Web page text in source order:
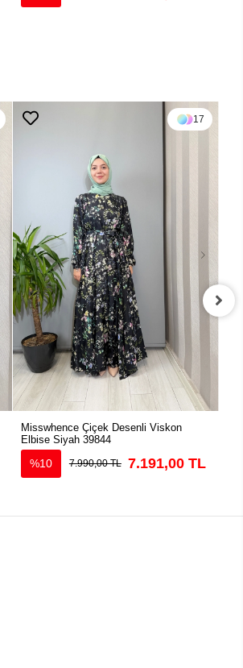
17
Misswhence Çiçek Desenli Viskon
Elbise Siyah 39844
%10 7.990,00 TL 7.191,00 TL